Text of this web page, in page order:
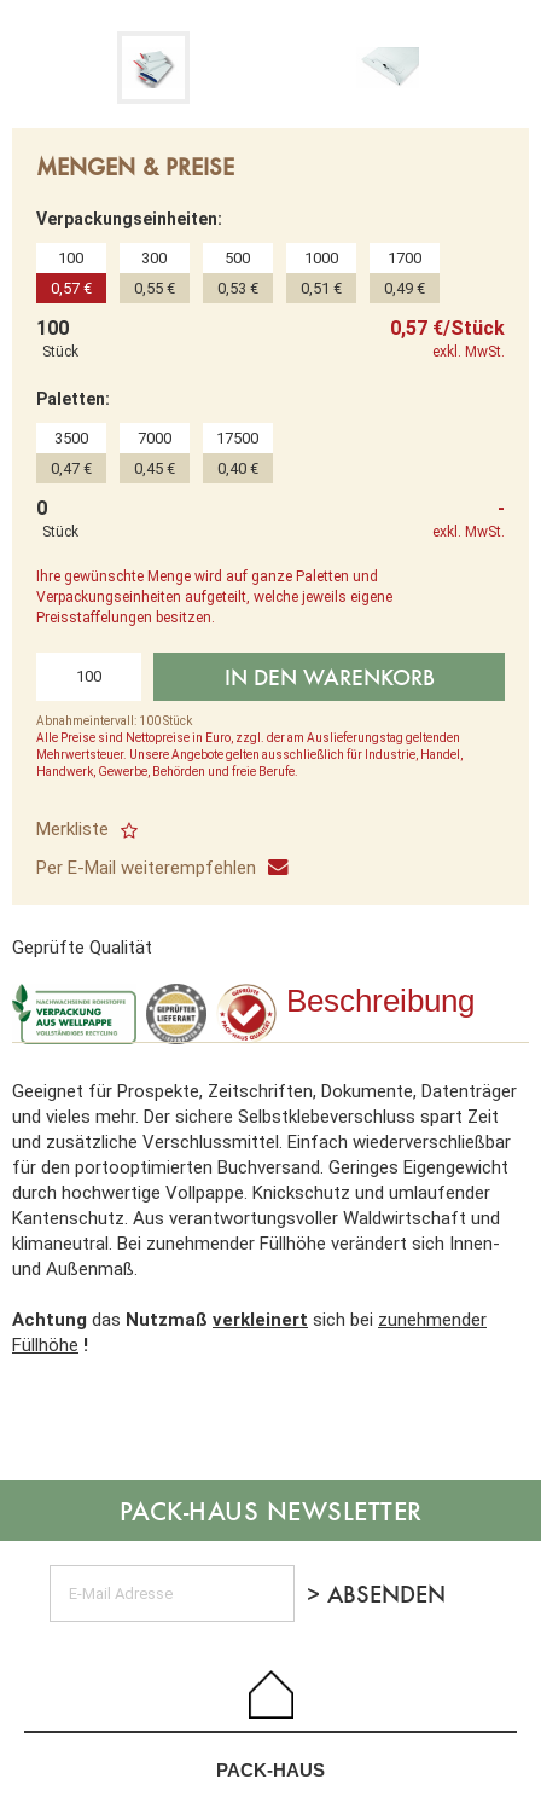
MENGEN & PREISE
Verpackungseinheiten:
100
0,57 €
300
0,55 €
500
0,53 €
1000
0,51 €
1700
0,49 €
100
Stück
0,57 €/Stück
exkl. MwSt.
Paletten:
3500
0,47 €
7000
0,45 €
17500
0,40 €
0
Stück
-
exkl. MwSt.
Ihre gewünschte Menge wird auf ganze Paletten und
Verpackungseinheiten aufgeteilt, welche jeweils eigene
Preisstaffelungen besitzen.
Abnahmeintervall: 100 Stück
Alle Preise sind Nettopreise in Euro, zzgl. der am Auslieferungstag geltenden
Mehrwertsteuer. Unsere Angebote gelten ausschließlich für Industrie, Handel,
Handwerk, Gewerbe, Behörden und freie Berufe.
IN DEN WARENKORB
Merkliste
Per E-Mail weiterempfehlen
Geprüfte Qualität
Beschreibung
Geeignet für Prospekte, Zeitschriften, Dokumente, Datenträger
und vieles mehr. Der sichere Selbstklebeverschluss spart Zeit
und zusätzliche Verschlussmittel. Einfach wiederverschließbar
für den portooptimierten Buchversand. Geringes Eigengewicht
durch hochwertige Vollpappe. Knickschutz und umlaufender
Kantenschutz. Aus verantwortungsvoller Waldwirtschaft und
klimaneutral. Bei zunehmender Füllhöhe verändert sich Innen-
und Außenmaß.
Achtung das Nutzmaß verkleinert sich bei zunehmender
Füllhöhe !
NEWSLETTER
PACK-HAUS